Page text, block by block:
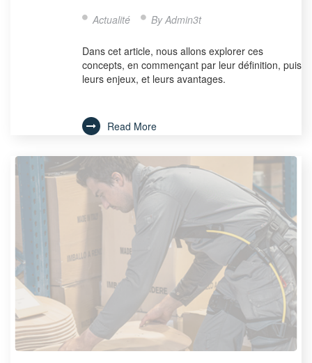
Actualité ByAdmin3t
Dans cet article, nous allons explorer ces
concepts, en commençant par leur définition, puis
leurs enjeux, et leurs avantages.
Read More